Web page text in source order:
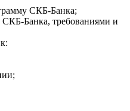
СКБ-Банка;
СКБ-Банка, требованиями и